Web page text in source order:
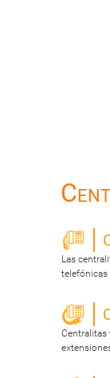
Las
telefónicas
Centralitas